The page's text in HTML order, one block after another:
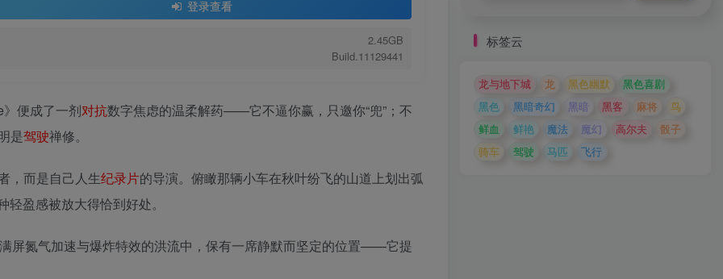
登录查看
2.45GB
Build.11129441
便成了一剂对抗数字焦虑的温柔解药——它不逼你赢，只邀你“兜”；不
是驾驶禅修。
，而是自己人生纪录片的导演。俯瞰那辆小车在秋叶纷飞的山道上划出弧
盈感被放大得恰到好处。
屏氮气加速与爆炸特效的洪流中，保有一席静默而坚定的位置——它提
标签云
龙与地下城 龙 黑色幽默
黑色喜剧
黑色
黑暗奇幻 黑暗 黑客 麻将
鸟
鲜血
鲜艳 魔法 魔幻 高尔夫
骰子
骑车
驾驶 马匹 飞行